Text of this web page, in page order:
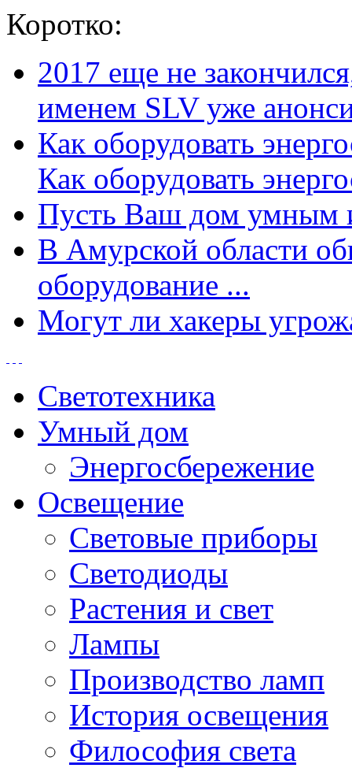
Коротко:
2017 еще не
именем SLV уже
Как оборудовать
Как оборудовать
Пусть Ваш дом умным
В Амурской области
оборудование ...
Могут ли хакеры
Светотехника
Умный дом
Энергосбережение
Освещение
Световые приборы
Светодиоды
Растения и свет
Лампы
Производство ламп
История освещения
Философия света